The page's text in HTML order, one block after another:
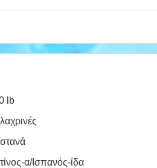
lb
α/Ισπανός-ίδα